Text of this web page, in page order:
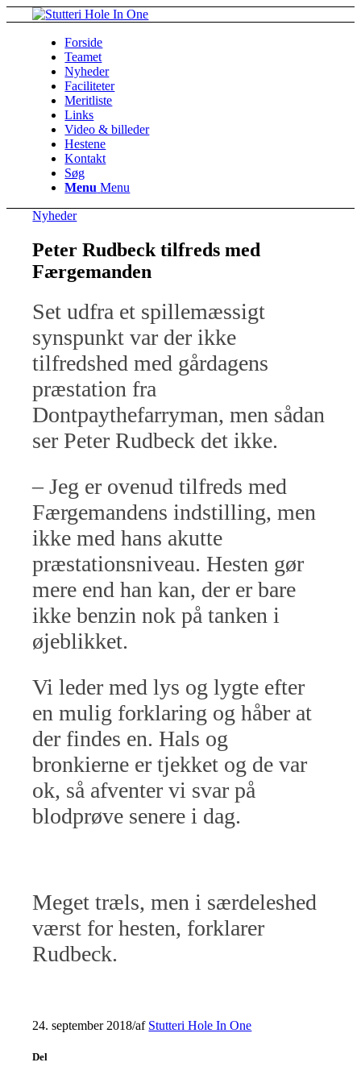
Forside
Teamet
Nyheder
Faciliteter
Meritliste
Links
Video & billeder
Hestene
Kontakt
Søg
Menu Menu
Nyheder
Peter Rudbeck tilfreds med
Færgemanden
Set udfra et spillemæssigt
synspunkt var der ikke
tilfredshed med gårdagens
præstation fra
Dontpaythefarryman, men sådan
ser Peter Rudbeck det ikke.
– Jeg er ovenud tilfreds med
Færgemandens indstilling, men
ikke med hans akutte
præstationsniveau. Hesten gør
mere end han kan, der er bare
ikke benzin nok på tanken i
øjeblikket.
Vi leder med lys og lygte efter
en mulig forklaring og håber at
der findes en. Hals og
bronkierne er tjekket og de var
ok, så afventer vi svar på
blodprøve senere i dag.
Meget træls, men i særdeleshed
værst for hesten, forklarer
Rudbeck.
24. september 2018/af Stutteri Hole In One
Del